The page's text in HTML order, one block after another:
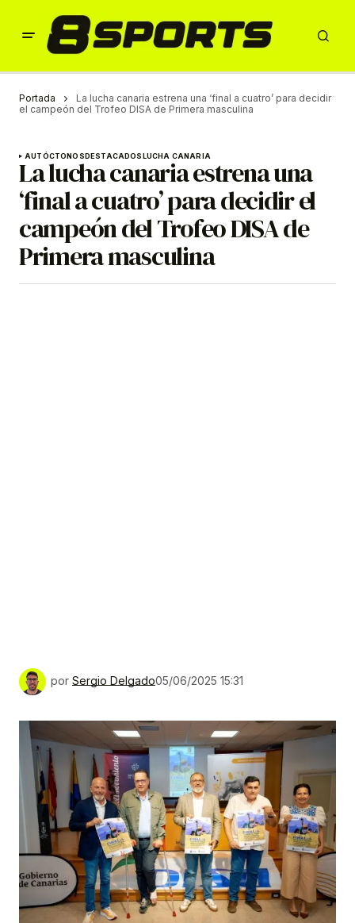
Portada
La lucha canaria estrena una ‘final a cuatro’ para decidir
el campeón del Trofeo DISA de Primera masculina
AUTÓCTONOSDESTACADOSLUCHA CANARIA
La lucha canaria estrena una
‘final a cuatro’ para decidir el
campeón del Trofeo DISA de
Primera masculina
por Sergio Delgado05/06/2025 15:31